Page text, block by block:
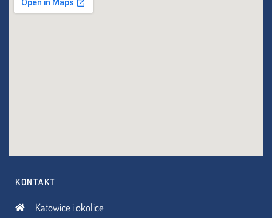
KONTAKT
Katowice i okolice